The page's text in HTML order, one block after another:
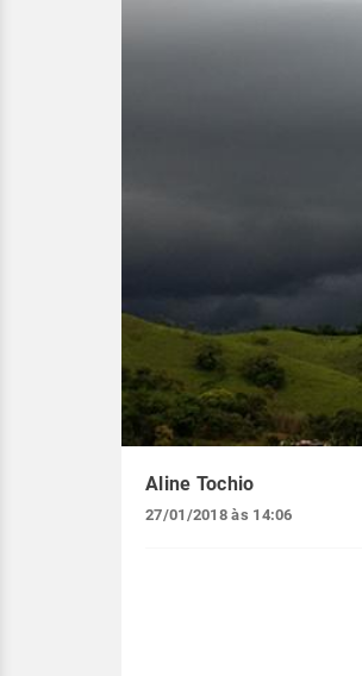
Aline Tochio
27/01/2018 às 14:06